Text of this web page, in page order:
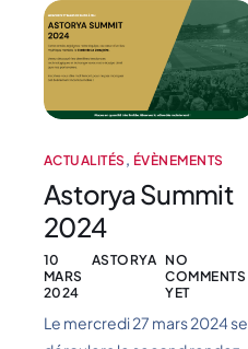
ACTUALITÉS , ÉVÈNEMENTS
Astorya Summit
2024
10
MARS
2024
ASTORYA NO
COMMENTS
YET
Le mercredi 27 mars 2024 se